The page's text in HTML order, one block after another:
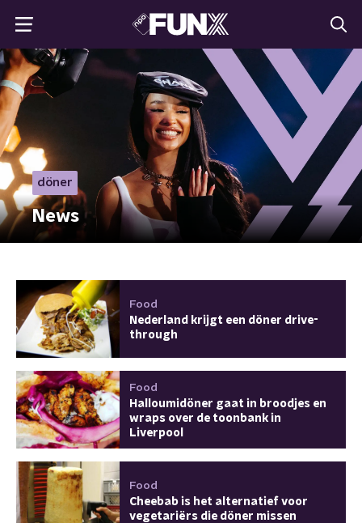
döner
News
Food
Nederland krijgt een döner drive-
through
Food
Halloumidöner gaat in broodjes en
wraps over de toonbank in
Liverpool
Food
Cheebab is het alternatief voor
vegetariërs die döner missen